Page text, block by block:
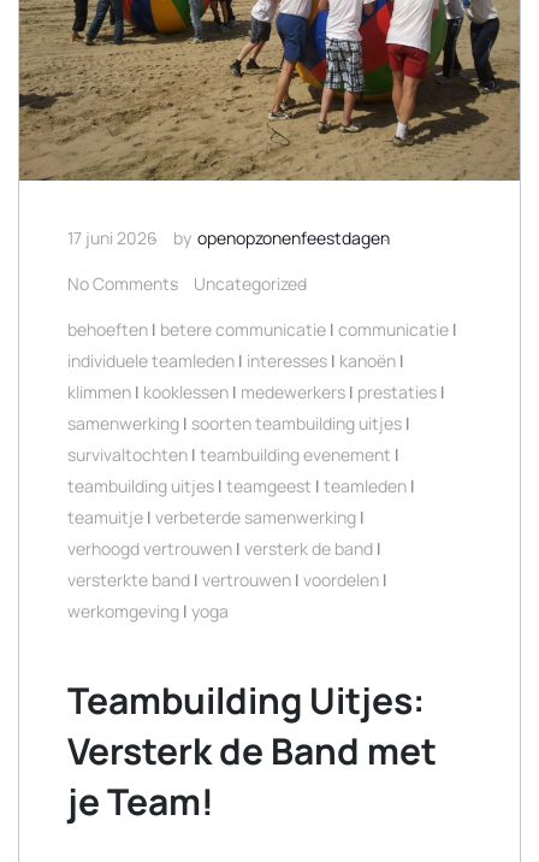
17 juni 2026 by openopzonenfeestdagen
No Comments
Uncategorized
behoeften | betere communicatie | communicatie |
individuele teamleden | interesses | kanoën |
klimmen | kooklessen | medewerkers | prestaties |
samenwerking | soorten teambuilding uitjes |
survivaltochten | teambuilding evenement |
teambuilding uitjes | teamgeest | teamleden |
teamuitje | verbeterde samenwerking |
verhoogd vertrouwen | versterk de band |
versterkte band | vertrouwen | voordelen |
werkomgeving | yoga
Teambuilding Uitjes:
Versterk de Band met
je Team!